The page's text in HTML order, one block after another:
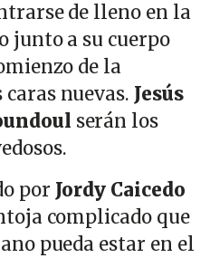
de lleno en la
junto a su cuerpo
de la
nuevas. Jesús
serán los
por Jordy Caicedo
complicado que
pueda estar en el